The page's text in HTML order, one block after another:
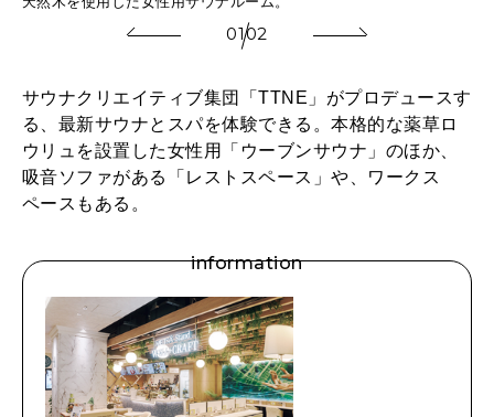
0102
サウナクリエイティブ集団「TTNE」がプロデュースす
る、最新サウナとスパを体験できる。本格的な薬草ロ
ウリュを設置した女性用「ウーブンサウナ」のほか、
吸音ソファがある「レストスペース」や、ワークス
ペースもある。
information